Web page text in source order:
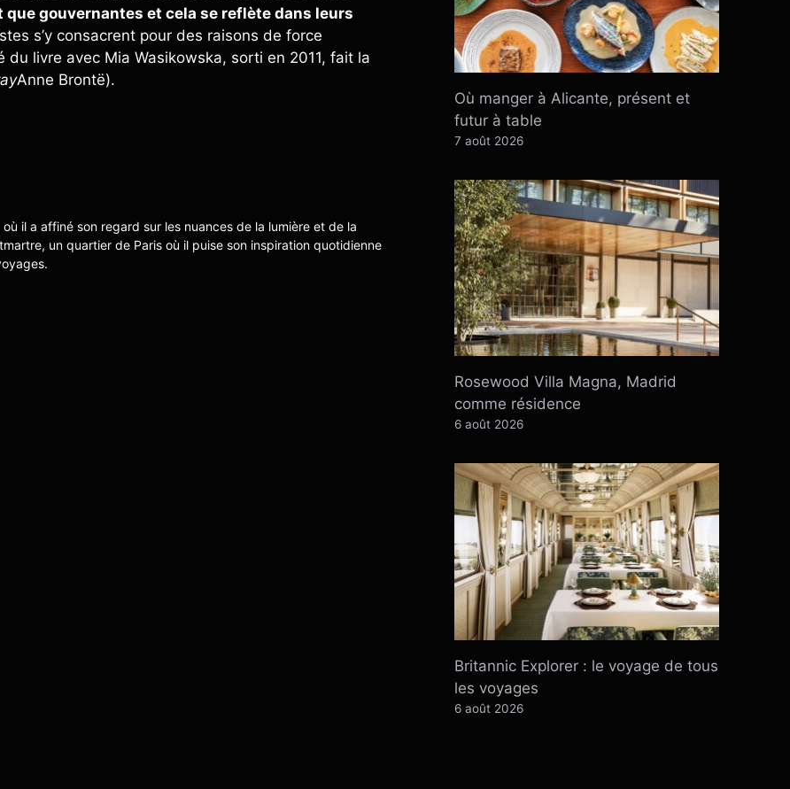
que gouvernantes et cela se reflète dans leurs
s’y consacrent pour des raisons de force
livre avec Mia Wasikowska, sorti en 2011, fait la
Anne Brontë).
il a affiné son regard sur les nuances de la lumière et de la
un quartier de Paris où il puise son inspiration quotidienne
Où manger à Alicante, présent et
futur à table
7 août 2026
Rosewood Villa Magna, Madrid
comme résidence
6 août 2026
Britannic Explorer : le voyage de tous
les voyages
6 août 2026